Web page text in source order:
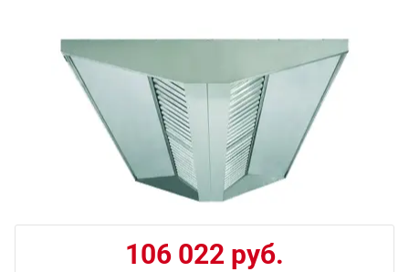
106 022 руб.